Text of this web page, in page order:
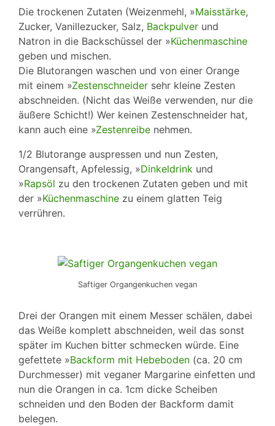
Die trockenen Zutaten (Weizenmehl, »Maisstärke,
Zucker, Vanillezucker, Salz, Backpulver und
Natron in die Backschüssel der »Küchenmaschine
geben und mischen.
Die Blutorangen waschen und von einer Orange
mit einem »Zestenschneider sehr kleine Zesten
abschneiden. (Nicht das Weiße verwenden, nur die
äußere Schicht!) Wer keinen Zestenschneider hat,
kann auch eine »Zestenreibe nehmen.
1/2 Blutorange auspressen und nun Zesten,
Orangensaft, Apfelessig, »Dinkeldrink und
»Rapsöl zu den trockenen Zutaten geben und mit
der »Küchenmaschine zu einem glatten Teig
verrühren.
Saftiger Organgenkuchen vegan
Drei der Orangen mit einem Messer schälen, dabei
das Weiße komplett abschneiden, weil das sonst
später im Kuchen bitter schmecken würde. Eine
gefettete »Backform mit Hebeboden (ca. 20 cm
Durchmesser) mit veganer Margarine einfetten und
nun die Orangen in ca. 1cm dicke Scheiben
schneiden und den Boden der Backform damit
belegen.